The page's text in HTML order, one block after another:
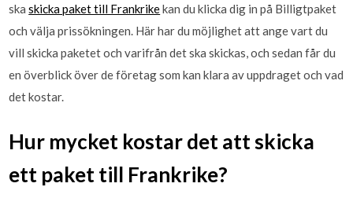
skaskicka paket till Frankrikekan du klicka dig in på Billigtpaket
och välja prissökningen. Här har du möjlighet att ange vart du
vill skicka paketet och varifrån det ska skickas, och sedan får du
en överblick över de företag som kan klara av uppdraget och vad
det kostar.
Hur mycket kostar det att skicka
ett paket till Frankrike?